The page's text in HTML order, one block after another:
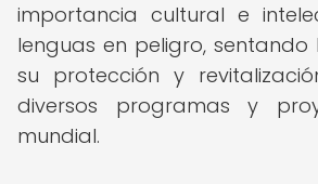
importancia cultural e
lenguas en peligro,
su protección y
diversos programas y
mundial.